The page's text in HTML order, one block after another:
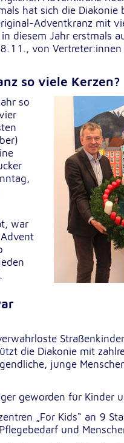
hat sich die
Adventkranz mit
diesem Jahr erstmals
von Vertreter:innen
so viele Kerzen?
so
war
die Diakonie mit
junge
geworden für Kinder
„For Kids“ an 9
und